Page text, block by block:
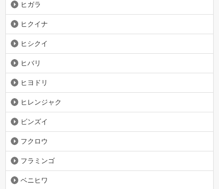
ヒガラ
ヒクイナ
ヒシクイ
ヒバリ
ヒヨドリ
ヒレンジャク
ビンズイ
フクロウ
フラミンゴ
ベニヒワ